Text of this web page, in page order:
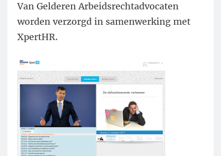
Van Gelderen Arbeidsrechtadvocaten
worden verzorgd in samenwerking met
XpertHR.